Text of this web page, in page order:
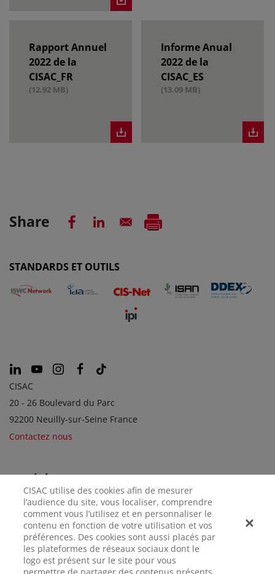
Rapport Annuel
2022 de la
CISAC_FR
(12.92 MB)
Informe Anual
2022 de la
CISAC_ES
(13.09 MB)
Share
STANDARDS ET OUTILS
CISAC
20 - 26 Boulevard du Parc
92200 Neuilly-sur-Seine France
Contactez nous
CISAC utilise des cookies afin de mesurer
l’audience du site, vous localiser, comprendre
comment vous l’utilisez et en personnaliser le
contenu en fonction de votre utilisation et vos
préférences. Des cookies sont aussi placés par
les plateformes de réseaux sociaux dont le
logo est présent sur le site pour vous